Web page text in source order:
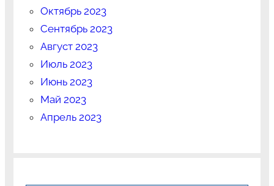
Октябрь 2023
Сентябрь 2023
Август 2023
Июль 2023
Июнь 2023
Май 2023
Апрель 2023